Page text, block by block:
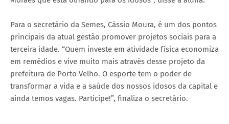
Para o secretário da Semes, Cássio Moura, é um dos pontos
principais da atual gestão promover projetos sociais para a
terceira idade. “Quem investe em atividade física economiza
em remédios e vive muito mais através desse projeto da
prefeitura de Porto Velho. O esporte tem o poder de
transformar a vida e a saúde dos nossos idosos da capital e
ainda temos vagas. Participe!”, finaliza o secretário.